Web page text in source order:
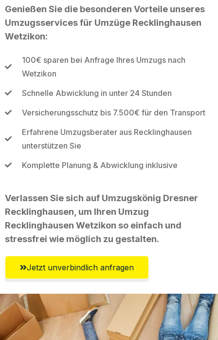
Genießen Sie die besonderen Vorteile unseres
Umzugsservices für Umzüge Recklinghausen
Wetzikon:
100€ sparen bei Anfrage Ihres Umzugs nach
Wetzikon
Schnelle Abwicklung in unter 24 Stunden
Versicherungsschutz bis 7.500€ für den Transport
Erfahrene Umzugsberater aus Recklinghausen
unterstützen Sie
Komplette Planung & Abwicklung inklusive
Verlassen Sie sich auf Umzugskönig Dresner
Recklinghausen, um Ihren Umzug
Recklinghausen Wetzikon so einfach und
stressfrei wie möglich zu gestalten.
Jetzt unverbindlich anfragen